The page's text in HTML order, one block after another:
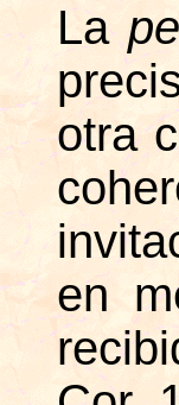
La
otra
en